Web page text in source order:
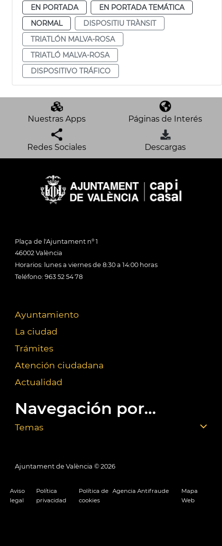
EN PORTADA
EN PORTADA TEMÁTICA
NORMAL
DISPOSITIU TRÀNSIT
TRIATLÓN MALVA-ROSA
TRIATLÓ MALVA-ROSA
DISPOSITIVO TRÁFICO
Nuestras Apps Páginas de Interés
Redes Sociales Descargas
Plaça de l'Ajuntament nº 1
46002 València
Horarios: lunes a viernes de 8:30 a 14:00 horas
Teléfono: 963 52 54 78
Ayuntamiento
La ciudad
Trámites
Atención ciudadana
Actualidad
Navegación por...
Temas
Ajuntament de València © 2026
Aviso
legal
Política
privacidad
Política de
cookies
Agencia Antifraude
Mapa
Web